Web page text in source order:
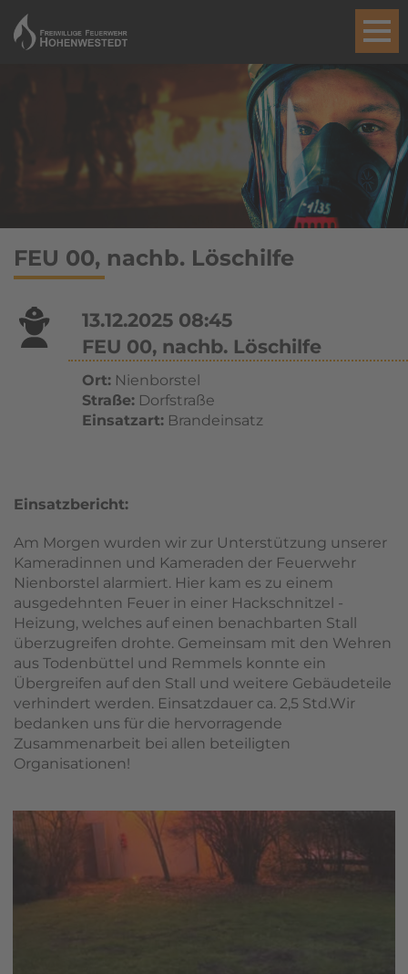
FEU 00, nachb. Löschilfe
13.12.2025 08:45
FEU 00, nachb. Löschilfe
Ort:Nienborstel
Straße:Dorfstraße
Einsatzart:Brandeinsatz
Einsatzbericht:
Am Morgen wurden wir zur Unterstützung unserer
Kameradinnen und Kameraden der Feuerwehr
Nienborstel alarmiert. Hier kam es zu einem
ausgedehnten Feuer in einer Hackschnitzel -
Heizung, welches auf einen benachbarten Stall
überzugreifen drohte. Gemeinsam mit den Wehren
aus Todenbüttel und Remmels konnte ein
Übergreifen auf den Stall und weitere Gebäudeteile
verhindert werden. Einsatzdauer ca. 2,5 Std.Wir
bedanken uns für die hervorragende
Zusammenarbeit bei allen beteiligten
Organisationen!